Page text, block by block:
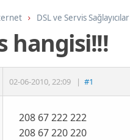
DSL ve Servis Sağlayıcılar
hangisi!!!
02-06-2010,22:09 | #1
208 67 222 222
208 67 220 220